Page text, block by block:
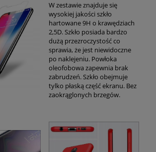
W zestawie znajduje się
wysokiej jakości szkło
hartowane 9H o krawędziach
2,5D. Szkło posiada bardzo
dużą przezroczystość co
sprawia, że jest niewidoczne
po naklejeniu. Powłoka
oleofobowa zapewnia brak
zabrudzeń. Szkło obejmuje
tylko płaską część ekranu. Bez
zaokrąglonych brzegów.